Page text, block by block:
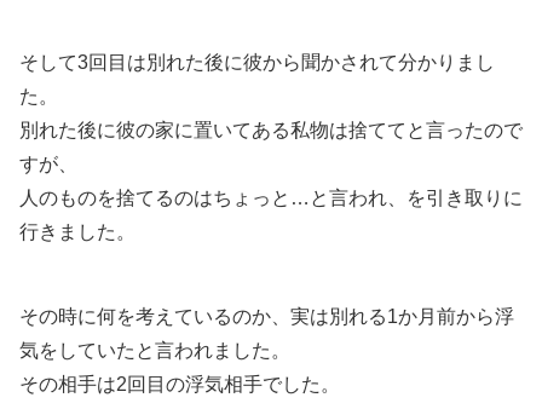
そして3回目は別れた後に彼から聞かされて分かりまし
た。
別れた後に彼の家に置いてある私物は捨ててと言ったので
すが、
人のものを捨てるのはちょっと…と言われ、を引き取りに
行きました。
その時に何を考えているのか、実は別れる1か月前から浮
気をしていたと言われました。
その相手は2回目の浮気相手でした。